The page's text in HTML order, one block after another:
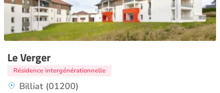
Le Verger
Résidence intergénérationnelle
Billiat (01200)